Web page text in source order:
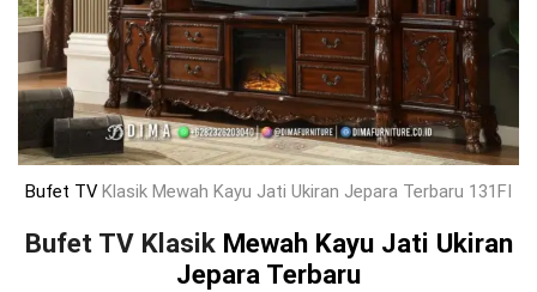
Bufet TV Klasik Mewah Kayu Jati Ukiran Jepara Terbaru 131FI
Bufet TV KlasikMewah Kayu Jati Ukiran
Jepara Terbaru